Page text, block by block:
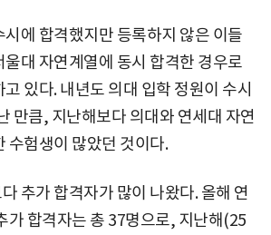
에 합격했지만 등록하지 않은 이들
대 자연계열에 동시 합격한 경우로
있다. 내년도 의대 입학 정원이 수시
만큼, 지난해보다 의대와 연세대 자연
수험생이 많았던 것이다.
추가 합격자가 많이 나왔다. 올해 연
가 합격자는 총 37명으로, 지난해(25